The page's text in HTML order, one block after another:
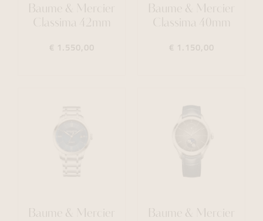
Baume & Mercier
Classima 42mm
€ 1.550,00
Baume & Mercier
Classima 40mm
€ 1.150,00
Baume & Mercier
Baume & Mercier